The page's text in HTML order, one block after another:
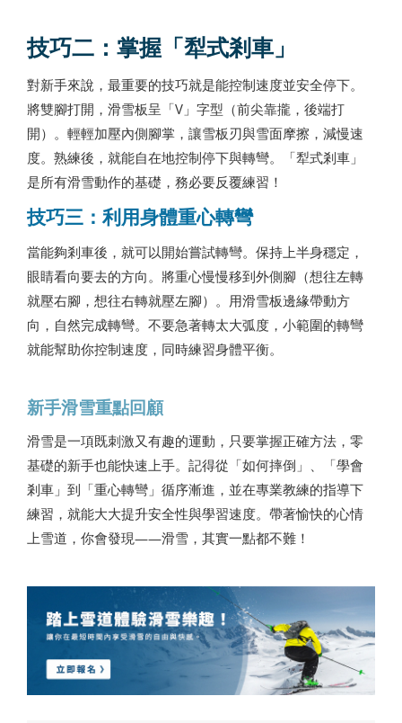
技巧二：掌握「犁式剎車」
對新手來說，最重要的技巧就是能控制速度並安全停下。
將雙腳打開，滑雪板呈「V」字型（前尖靠攏，後端打
開）。輕輕加壓內側腳掌，讓雪板刃與雪面摩擦，減慢速
度。熟練後，就能自在地控制停下與轉彎。「犁式剎車」
是所有滑雪動作的基礎，務必要反覆練習！
技巧三：利用身體重心轉彎
當能夠剎車後，就可以開始嘗試轉彎。保持上半身穩定，
眼睛看向要去的方向。將重心慢慢移到外側腳（想往左轉
就壓右腳，想往右轉就壓左腳）。用滑雪板邊緣帶動方
向，自然完成轉彎。不要急著轉太大弧度，小範圍的轉彎
就能幫助你控制速度，同時練習身體平衡。
新手滑雪重點回顧
滑雪是一項既刺激又有趣的運動，只要掌握正確方法，零
基礎的新手也能快速上手。記得從「如何摔倒」、「學會
剎車」到「重心轉彎」循序漸進，並在專業教練的指導下
練習，就能大大提升安全性與學習速度。帶著愉快的心情
上雪道，你會發現——滑雪，其實一點都不難！